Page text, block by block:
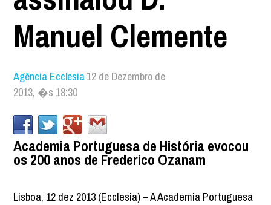
Manuel Clemente
Agência Ecclesia12 de Dezembro de
2013, �s 18:30
Academia Portuguesa de História evocou
os 200 anos de Frederico Ozanam
Lisboa, 12 dez 2013 (Ecclesia) – A Academia Portuguesa